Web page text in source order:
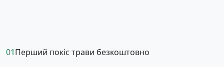
01Перший покіс трави безкоштовно